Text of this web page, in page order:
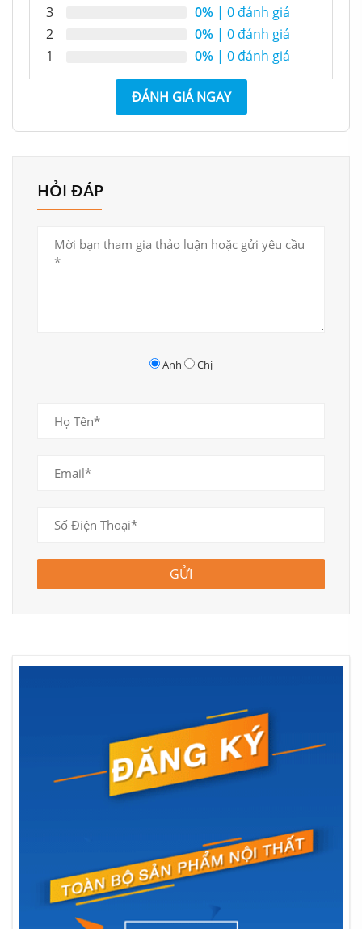
Mẫu thiết kế thi công nội thất căn hộ chung cư khu vực bếp
Mẫu thiết kế thi công nội thất căn hộ chung cư khu vực phòng khách
3
0% | 0 đánh giá
2
0% | 0 đánh giá
1
0% | 0 đánh giá
ĐÁNH GIÁ NGAY
HỎI ĐÁP
Anh Chị
GỬI